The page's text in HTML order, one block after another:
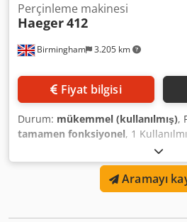
Birmingham 3.205 km
Perçinleme makinesi
Haeger412
Fiyat bilgisi
Durum: mükemmel (kullanılmış),
tamamen fonksiyonel, 1
Yerleştirme Makinesi Sac Metal
Kendiliğinden Sıkışan Satılık
ve J şekilli alt takım ile Aramayı